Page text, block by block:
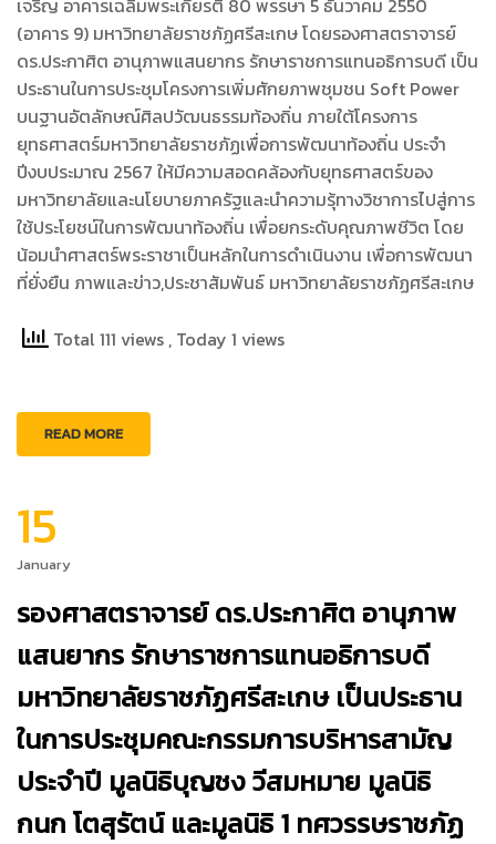
เจริญ อาคารเฉลิมพระเกียรติ 80 พรรษา 5 ธันวาคม 2550
(อาคาร 9) มหาวิทยาลัยราชภัฏศรีสะเกษ โดยรองศาสตราจารย์
ดร.ประกาศิต อานุภาพแสนยากร รักษาราชการแทนอธิการบดี เป็น
ประธานในการประชุมโครงการเพิ่มศักยภาพชุมชน Soft Power
บนฐานอัตลักษณ์ศิลปวัฒนธรรมท้องถิ่น ภายใต้โครงการ
ยุทธศาสตร์มหาวิทยาลัยราชภัฏเพื่อการพัฒนาท้องถิ่น ประจำ
ปีงบประมาณ 2567 ให้มีความสอดคล้องกับยุทธศาสตร์ของ
มหาวิทยาลัยและนโยบายภาครัฐและนำความรุ้ทางวิชาการไปสู่การ
ใช้ประโยชน์ในการพัฒนาท้องถิ่น เพื่อยกระดับคุณภาพชีวิต โดย
น้อมนำศาสตร์พระราชาเป็นหลักในการดำเนินงาน เพื่อการพัฒนา
ที่ยั่งยืน ภาพและข่าว,ประชาสัมพันธ์ มหาวิทยาลัยราชภัฏศรีสะเกษ
Total 111 views , Today 1 views
READ MORE
15
January
รองศาสตราจารย์ ดร.ประกาศิต อานุภาพ
แสนยากร รักษาราชการแทนอธิการบดี
มหาวิทยาลัยราชภัฏศรีสะเกษ เป็นประธาน
ในการประชุมคณะกรรมการบริหารสามัญ
ประจำปี มูลนิธิบุญชง วีสมหมาย มูลนิธิ
กนก โตสุรัตน์ และมูลนิธิ 1 ทศวรรษราชภัฏ